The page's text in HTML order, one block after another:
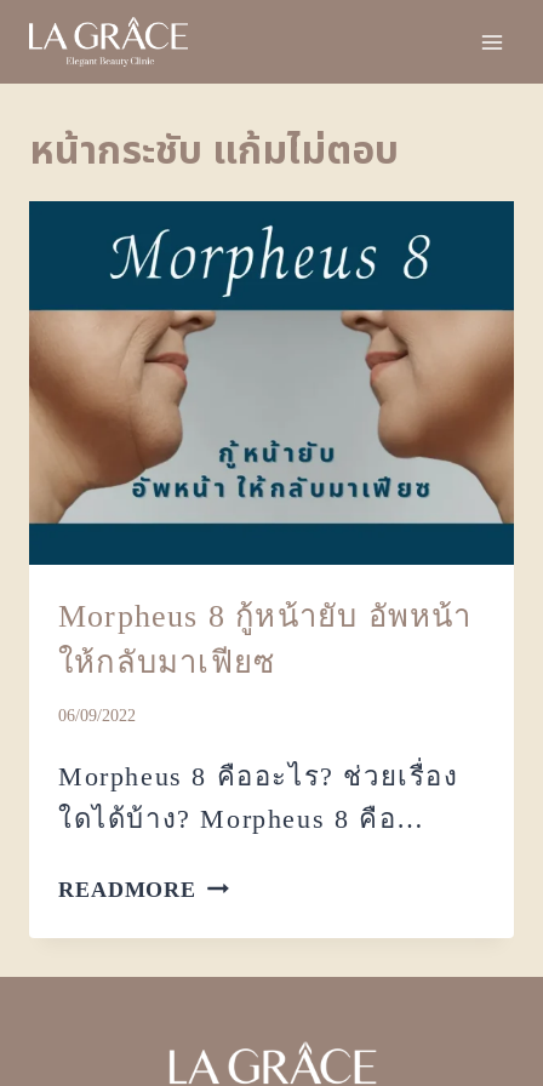
หน้ากระชับ แก้มไม่ตอบ
Morpheus 8 กู้หน้ายับ อัพหน้า
ให้กลับมาเฟียซ
06/09/2022
Morpheus 8 คืออะไร? ช่วยเรื่อง
ใดได้บ้าง? Morpheus 8 คือ…
READMORE